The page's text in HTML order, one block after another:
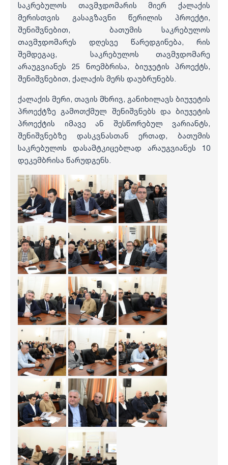
საკრებულოს თავმჯდომარის მიერ ქალაქის
მერისთვის გასაგზავნი წერილის პროექტი,
შენიშვნებით, ბათუმის საკრებულოს
თავმჯდომარეს დღესვე წარედგინება, რის
შემდეგაც, საკრებულოს თავმჯდომარე
არაუგვიანეს 25 ნოემბრისა, ბიუჯეტის პროექტს,
შენიშვნებით, ქალაქის მერს დაუბრუნებს.
ქალაქის მერი, თავის მხრივ, განიხილავს ბიუჯეტის
პროექტზე გამოთქმულ შენიშვნებს და ბიუჯეტის
პროექტის იმავე ან შესწორებულ ვარიანტს,
შენიშვნებზე დასკვნასთან ერთად, ბათუმის
საკრებულოს დასამტკიცებლად არაუგვიანეს 10
დეკემბრისა წარუდგენს.